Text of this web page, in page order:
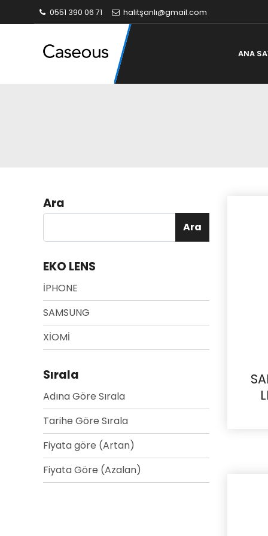
0551 390 06 71 halitşanlı@gmail.com
ANA
Ara
Ara
EKO LENS
İPHONE
SAMSUNG
XİOMİ
Sırala
Adına Göre Sırala
Tarihe Göre Sırala
Fiyata göre (Artan)
Fiyata Göre (Azalan)